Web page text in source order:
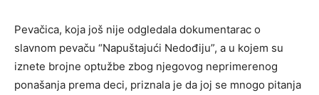
Pevačica, koja još nije odgledala dokumentarac o
slavnom pevaču “Napuštajući Nedođiju”, a u kojem su
iznete brojne optužbe zbog njegovog neprimerenog
ponašanja prema deci, priznala je da joj se mnogo pitanja